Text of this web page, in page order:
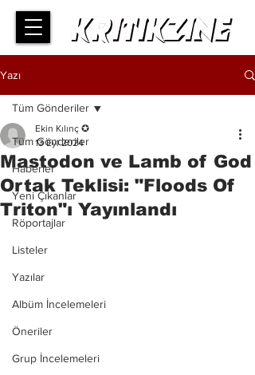
Yazı
Tüm Gönderiler
Haberler
Yeni Çıkanlar
Röportajlar
Listeler
Yazılar
Albüm İncelemeleri
Öneriler
Grup İncelemeleri
Tüm Gönderiler
Mastodon ve Lamb of God
Ortak Teklisi: "Floods Of
Triton"ı Yayınlandı
Ekin Kılınç ✪
13 Eyl 2024